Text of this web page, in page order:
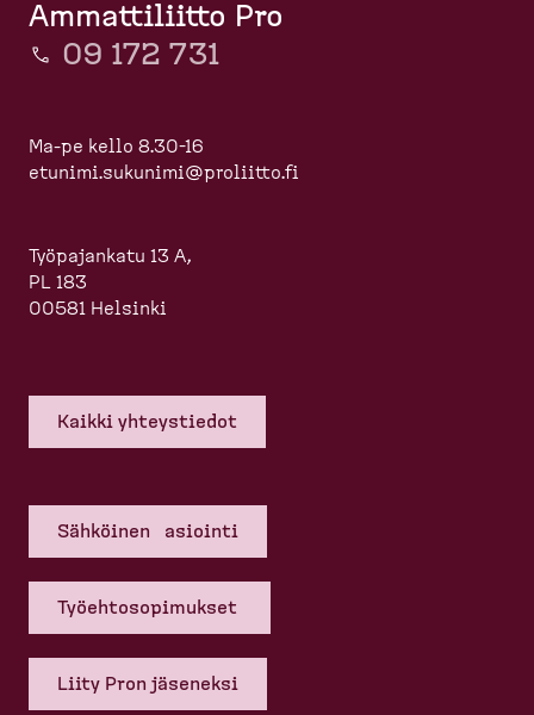
Ammattiliitto Pro
09 172 731
Ma-pe kello 8.30-16
etunimi.sukunimi@proliitto.fi
Työpajankatu 13 A,
PL 183
00581 Helsinki
Kaikki yhteys­tiedot
Sähköinen asiointi
Työehto­so­pi­mukset
Liity Pron jäseneksi